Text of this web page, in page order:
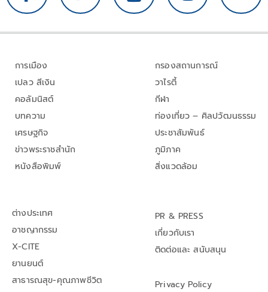
การเมือง
เปลว สีเงิน
คอลัมนิสต์
บทความ
เศรษฐกิจ
ข่าวพระราชสำนัก
หนังสือพิมพ์
กรองสถานการณ์
วาไรตี้
กีฬา
ท่องเที่ยว – ศิลปวัฒนธรรม
ประชาสัมพันธ์
ภูมิภาค
สิ่งแวดล้อม
ต่างประเทศ
อาชญากรรม
X-CITE
ยานยนต์
สาธารณสุข-คุณภาพชีวิต
PR & PRESS
เกี่ยวกับเรา
ติดต่อและ สนับสนุน
Privacy Policy